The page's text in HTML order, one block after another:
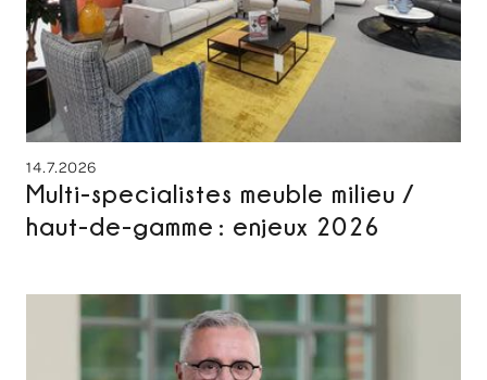
14.7.2026
Multi-specialistes meuble milieu /
haut-de-gamme : enjeux 2026